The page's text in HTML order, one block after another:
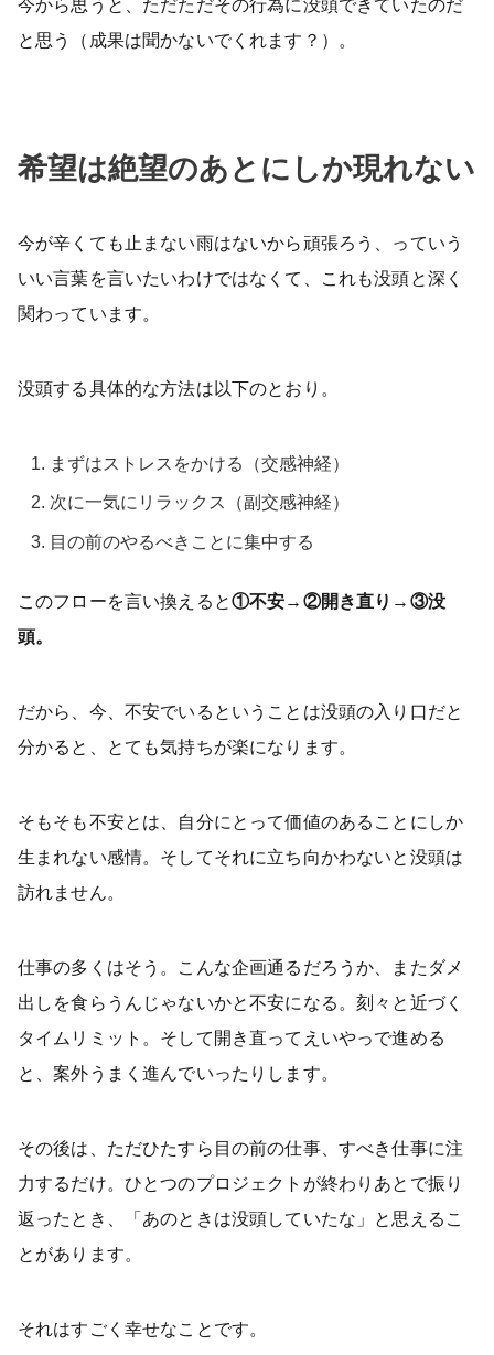
今から思うと、ただただその行為に没頭できていたのだ
と思う（成果は聞かないでくれます？）。
希望は絶望のあとにしか現れない
今が辛くても止まない雨はないから頑張ろう、っていう
いい言葉を言いたいわけではなくて、これも没頭と深く
関わっています。
没頭する具体的な方法は以下のとおり。
まずはストレスをかける（交感神経）
次に一気にリラックス（副交感神経）
目の前のやるべきことに集中する
このフローを言い換えると①不安→②開き直り→③没
頭。
だから、今、不安でいるということは没頭の入り口だと
分かると、とても気持ちが楽になります。
そもそも不安とは、自分にとって価値のあることにしか
生まれない感情。そしてそれに立ち向かわないと没頭は
訪れません。
仕事の多くはそう。こんな企画通るだろうか、またダメ
出しを食らうんじゃないかと不安になる。刻々と近づく
タイムリミット。そして開き直ってえいやっで進める
と、案外うまく進んでいったりします。
その後は、ただひたすら目の前の仕事、すべき仕事に注
力するだけ。ひとつのプロジェクトが終わりあとで振り
返ったとき、「あのときは没頭していたな」と思えるこ
とがあります。
それはすごく幸せなことです。